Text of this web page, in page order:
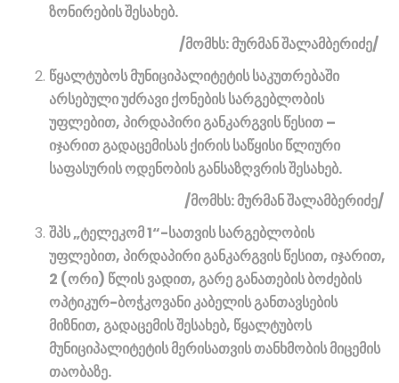
ზონირების შესახებ.
/მომხს: მურმან შალამბერიძე/
წყალტუბოს მუნიციპალიტეტის საკუთრებაში
არსებული უძრავი ქონების სარგებლობის
უფლებით, პირდაპირი განკარგვის წესით –
იჯარით გადაცემისას ქირის საწყისი წლიური
საფასურის ოდენობის განსაზღვრის შესახებ.
/მომხს: მურმან შალამბერიძე/
შპს „ტელეკომ 1“-სათვის სარგებლობის
უფლებით, პირდაპირი განკარგვის წესით, იჯარით,
2 (ორი) წლის ვადით, გარე განათების ბოძების
ოპტიკურ-ბოჭკოვანი კაბელის განთავსების
მიზნით, გადაცემის შესახებ, წყალტუბოს
მუნიციპალიტეტის მერისათვის თანხმობის მიცემის
თაობაზე.